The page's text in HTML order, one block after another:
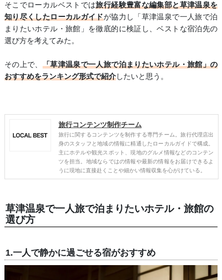
そこでローカルベストでは旅行経験豊富な編集部と草津温泉を
知り尽くしたローカルガイドが協力し「草津温泉で一人旅で泊
まりたいホテル・旅館」を徹底的に検証し、ベストな宿泊先の
選び方を考えてみた。
その上で、 「草津温泉で一人旅で泊まりたいホテル・旅館」の
おすすめをランキング形式で紹介したいと思う。
旅行コンテンツ制作チーム
旅行に関するコンテンツを制作する専門チーム。旅行代理店出
身のスタッフと地域の情報に精通したローカルガイドで構成。
主にホテルや観光スポット、現地のグルメ情報などのコンテン
ツを担当。地域ならではの情報や最新の情報をお届けできるよ
うに現地に直接赴くことや細かい情報収集を心がけている。
草津温泉で一人旅で泊まりたいホテル・旅館の
選び方
1.一人で静かに過ごせる宿がおすすめ